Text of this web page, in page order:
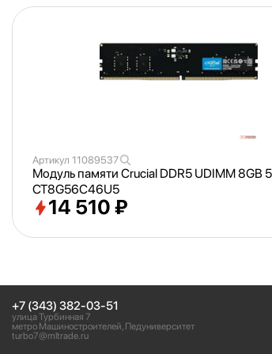
Артикул 11089537
Модуль памяти Crucial DDR5 UDIMM 8GB
CT8G56C46U5
14 510 ₽
+7 (343) 382-03-51
улица Турбинная 7
метро Машиностроителей, Педуниверситет
turbo7@mltrade.ru